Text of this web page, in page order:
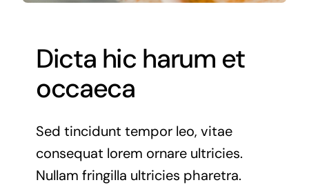
Dicta hic harum et
occaeca
Sed tincidunt tempor leo, vitae
consequat lorem ornare ultricies.
Nullam fringilla ultricies pharetra.